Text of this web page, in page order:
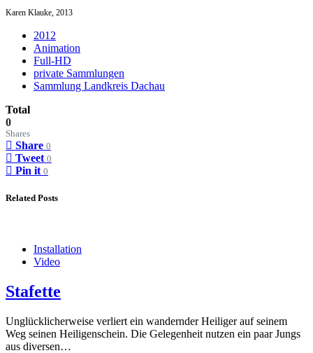
Karen Klauke, 2013
2012
Animation
Full-HD
private Sammlungen
Sammlung Landkreis Dachau
Total
0
Shares
Share 0
Tweet 0
Pin it 0
Related Posts
Installation
Video
Stafette
Unglücklicherweise verliert ein wandernder Heiliger auf seinem
Weg seinen Heiligenschein. Die Gelegenheit nutzen ein paar Jungs
aus diversen…